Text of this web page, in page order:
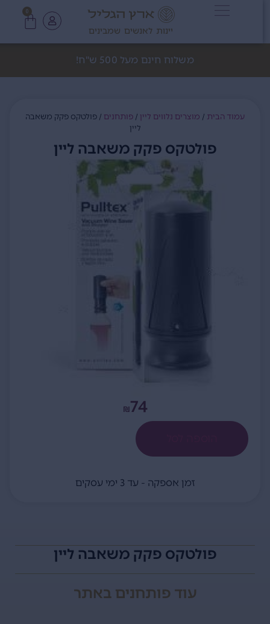
יינות לאנשים שמבינים
משלוח חינם מעל 500 ש"ח!
עמוד הבית/ מוצרים נלווים ליין/ פותחנים/ פולטקס פקק משאבה
ליין
פולטקס פקק משאבה ליין
₪74
זמן אספקה - עד 3 ימי עסקים
פולטקס פקק משאבה ליין
עודפותחניםבאתר